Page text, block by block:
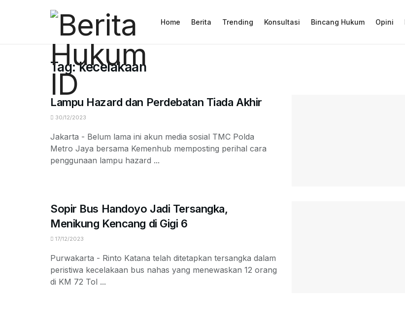
Home Berita Trending Konsultasi Bincang Hukum Opini
Tag:kecelakaan
Lampu Hazard dan Perdebatan Tiada Akhir
30/12/2023
Jakarta - Belum lama ini akun media sosial TMC Polda
Metro Jaya bersama Kemenhub memposting perihal cara
penggunaan lampu hazard ...
Sopir Bus Handoyo Jadi Tersangka,
Menikung Kencang di Gigi 6
17/12/2023
Purwakarta - Rinto Katana telah ditetapkan tersangka dalam
peristiwa kecelakaan bus nahas yang menewaskan 12 orang
di KM 72 Tol ...